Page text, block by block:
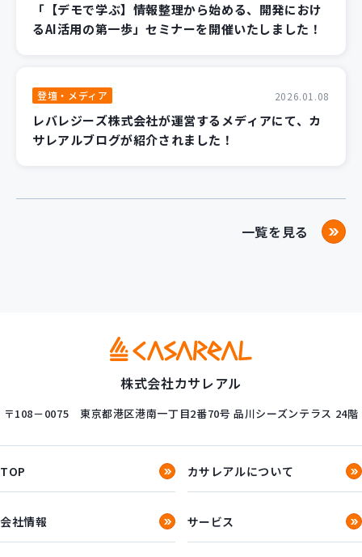
「【デモで学ぶ】情報整理から始める、開発におけ
るAI活用の第一歩」セミナーを開催いたしました！
登壇・メディア 2026.01.08
レバレジーズ株式会社が運営するメディアにて、カ
サレアルブログが紹介されました！
一覧を見る
株式会社カサレアル
〒108－0075 東京都港区港南一丁目2番70号 品川シーズンテラス 24階
TOP カサレアルについて
会社情報 サービス